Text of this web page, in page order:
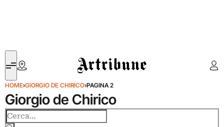
Artribune
HOME›GIORGIO DE CHIRICO›PAGINA 2
Giorgio de Chirico